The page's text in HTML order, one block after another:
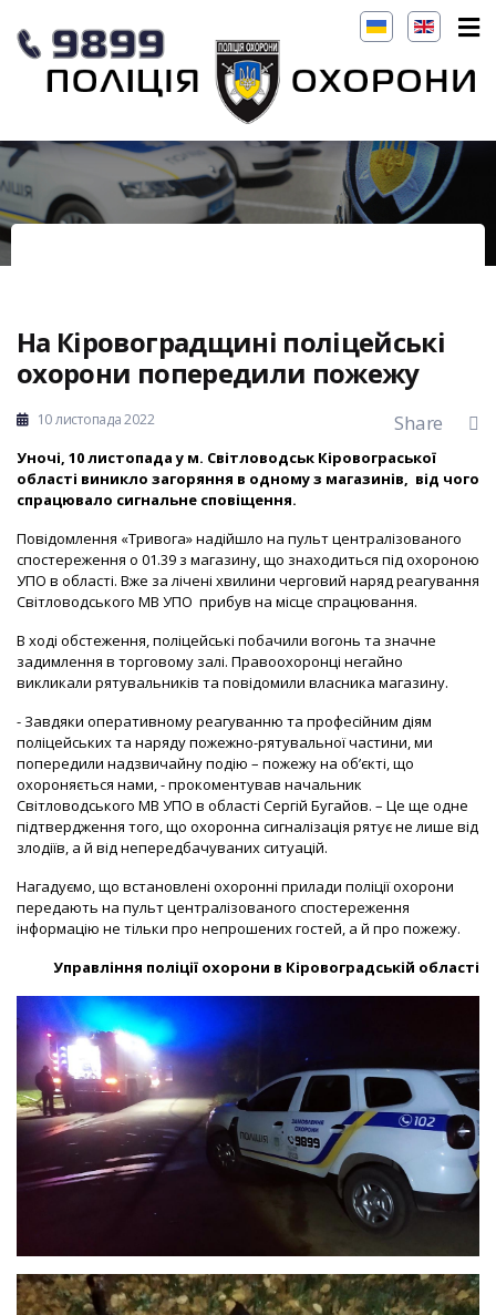
На Кіровоградщині поліцейські
охорони попередили пожежу
10 листопада 2022 Share
Уночі, 10 листопада у м. Світловодськ Кіровограської
області виникло загоряння в одному з магазинів, від чого
спрацювало сигнальне сповіщення.
Повідомлення «Тривога» надійшло на пульт централізованого
спостереження о 01.39 з магазину, що знаходиться під охороною
УПО в області. Вже за лічені хвилини черговий наряд реагування
Світловодського МВ УПО прибув на місце спрацювання.
В ході обстеження, поліцейські побачили вогонь та значне
задимлення в торговому залі. Правоохоронці негайно
викликали рятувальників та повідомили власника магазину.
- Завдяки оперативному реагуванню та професійним діям
поліцейських та наряду пожежно-рятувальної частини, ми
попередили надзвичайну подію – пожежу на об’єкті, що
охороняється нами, - прокоментував начальник
Світловодського МВ УПО в області Сергій Бугайов. – Це ще одне
підтвердження того, що охоронна сигналізація рятує не лише від
злодіїв, а й від непередбачуваних ситуацій.
Нагадуємо, що встановлені охоронні прилади поліції охорони
передають на пульт централізованого спостереження
інформацію не тільки про непрошених гостей, а й про пожежу.
Управління поліції охорони в Кіровоградській області